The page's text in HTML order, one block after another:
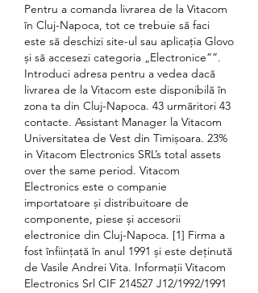
Pentru a comanda livrarea de la Vitacom
în Cluj-Napoca, tot ce trebuie să faci
este să deschizi site-ul sau aplicația Glovo
și să accesezi categoria „Electronice””.
Introduci adresa pentru a vedea dacă
livrarea de la Vitacom este disponibilă în
zona ta din Cluj-Napoca. 43 urmăritori 43
contacte. Assistant Manager la Vitacom
Universitatea de Vest din Timișoara. 23%
in Vitacom Electronics SRL’s total assets
over the same period. Vitacom
Electronics este o companie
importatoare și distribuitoare de
componente, piese și accesorii
electronice din Cluj-Napoca. [1] Firma a
fost înființată în anul 1991 și este deținută
de Vasile Andrei Vita. Informaţii Vitacom
Electronics Srl CIF 214527 J12/1992/1991